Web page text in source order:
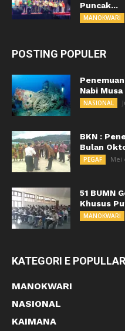
Puncak...
MANOKWARI
POSTING POPULER
Nabi
NASIONAL
BKN :
Bulan
PEGAF Mei
51 BUMN
Khusus
MANOKWARI
KATEGORI E
MANOKWARI
NASIONAL
KAIMANA